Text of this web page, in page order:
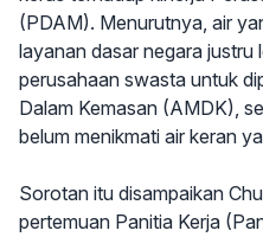
(PDAM). Menurutnya, air
layanan dasar negara
perusahaan swasta untuk
Dalam Kemasan (AMDK),
belum menikmati air keran
Sorotan itu disampaikan
pertemuan Panitia Kerja